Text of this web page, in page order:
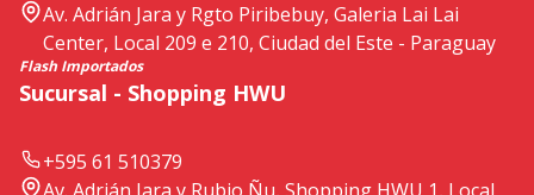
Av. Adrián Jara y Rgto Piribebuy, Galeria Lai Lai
Center, Local 209 e 210, Ciudad del Este - Paraguay
Flash Importados
Sucursal - Shopping HWU
+595 61 510379